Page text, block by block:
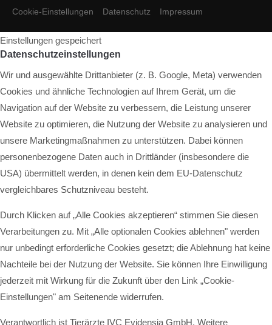
Cookie-Einstellungen
Datenschutz Impressum
Einstellungen gespeichert
Datenschutzeinstellungen
Wir und ausgewählte Drittanbieter (z. B. Google, Meta) verwenden
Cookies und ähnliche Technologien auf Ihrem Gerät, um die
Navigation auf der Website zu verbessern, die Leistung unserer
Website zu optimieren, die Nutzung der Website zu analysieren und
unsere Marketingmaßnahmen zu unterstützen. Dabei können
personenbezogene Daten auch in Drittländer (insbesondere die
USA) übermittelt werden, in denen kein dem EU-Datenschutz
vergleichbares Schutzniveau besteht.
Durch Klicken auf „Alle Cookies akzeptieren“ stimmen Sie diesen
Verarbeitungen zu. Mit „Alle optionalen Cookies ablehnen" werden
nur unbedingt erforderliche Cookies gesetzt; die Ablehnung hat keine
Nachteile bei der Nutzung der Website. Sie können Ihre Einwilligung
jederzeit mit Wirkung für die Zukunft über den Link „Cookie-
Einstellungen" am Seitenende widerrufen.
Verantwortlich ist Tierärzte IVC Evidensia GmbH. Weitere